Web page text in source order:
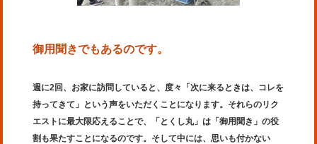
御用聞きでもあるのです。
週に2回、お家に訪問していると、度々「次に来るときは、コレを
持ってきて」という声をいただくことになります。それらのリク
エストに最大限応えることで、「とくし丸」は「御用聞き」の役
割も果たすことになるのです。そして中には、思いも付かない